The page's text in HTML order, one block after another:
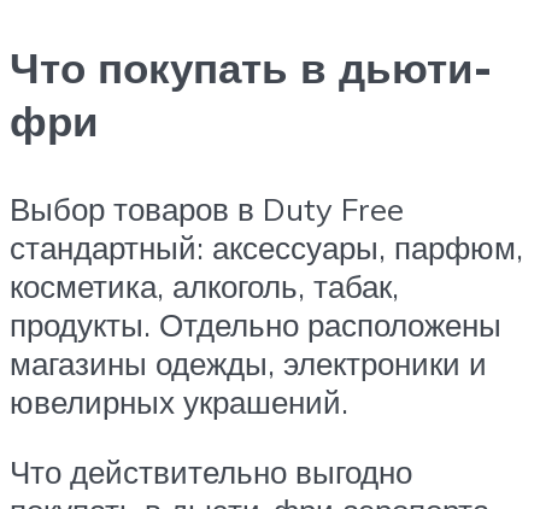
Что покупать в дьюти-
фри
Выбор товаров в Duty Free
стандартный: аксессуары, парфюм,
косметика, алкоголь, табак,
продукты. Отдельно расположены
магазины одежды, электроники и
ювелирных украшений.
Что действительно выгодно